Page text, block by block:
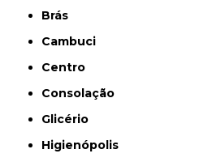
Brás
Cambuci
Centro
Consolação
Glicério
Higienópolis